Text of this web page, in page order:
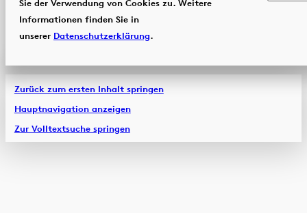
Sie der Verwendung von Cookies zu. Weitere
Informationen finden Sie in
unserer Datenschutzerklärung.
Zurück zum ersten Inhalt springen
Hauptnavigation anzeigen
Zur Volltextsuche springen